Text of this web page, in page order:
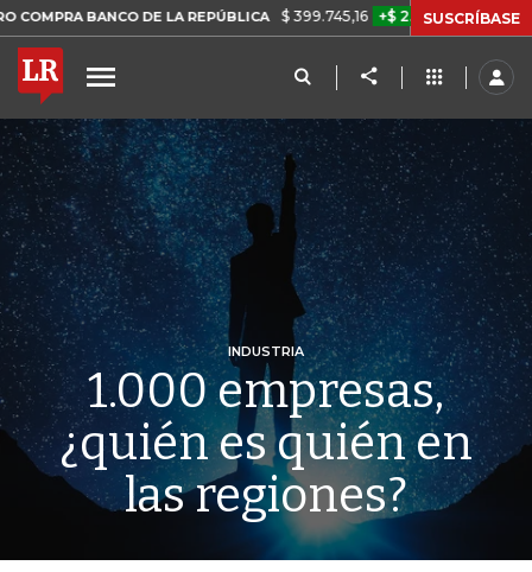
DE LA REPÚBLICA $ 399.745,16 +$ 2.295,71 +0,58% TASA
SUSCRÍBASE
INDUSTRIA
1.000 empresas,
¿quién es quién en
las regiones?